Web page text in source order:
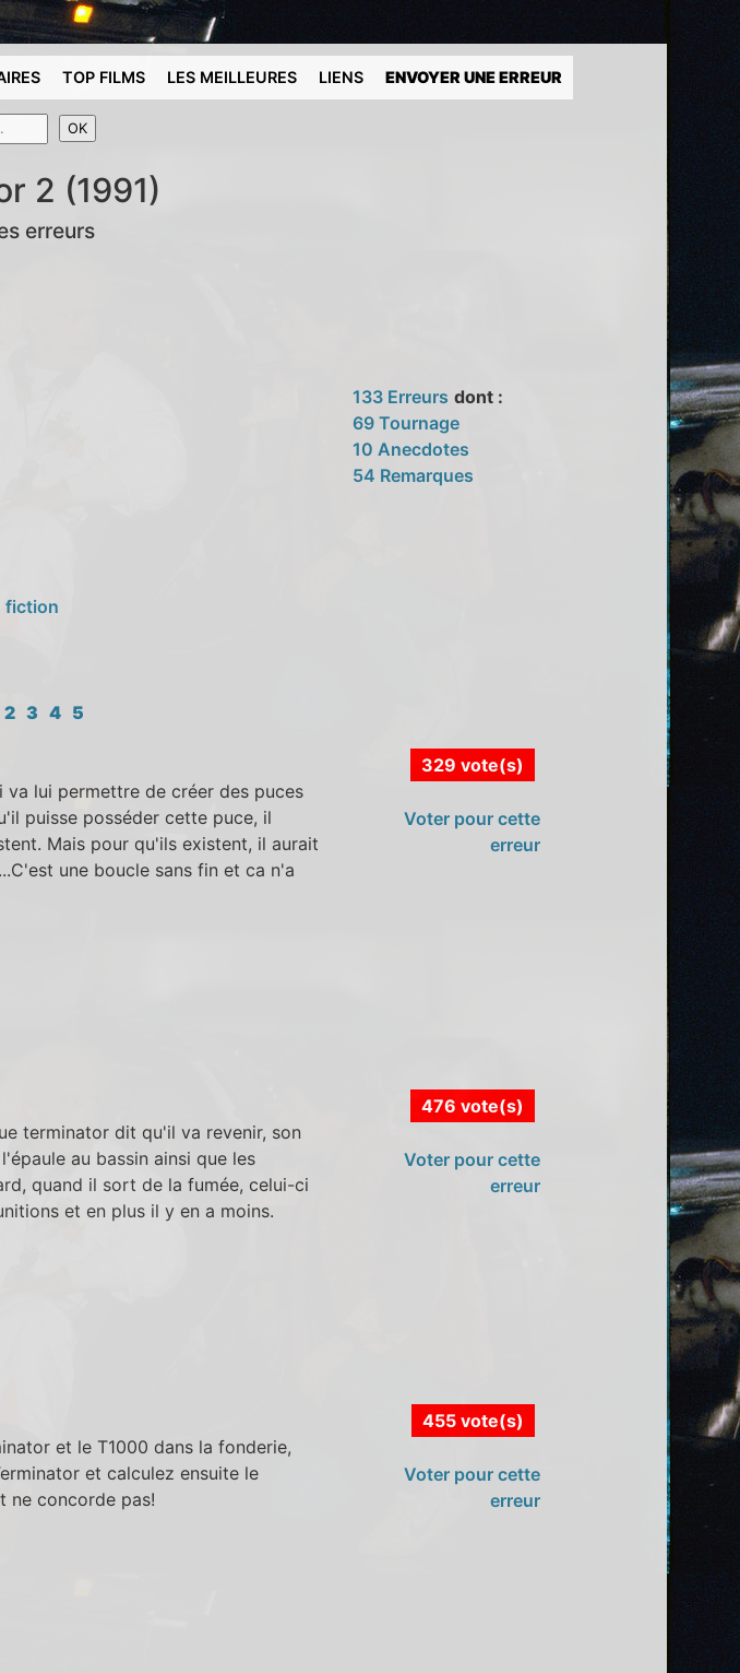
TOP FILMS LES MEILLEURES LIENS ENVOYER UNE ERREUR
2 (1991)
erreurs
fiction
133 Erreurs dont :
69 Tournage
10 Anecdotes
54 Remarques
2 3 4 5
va lui permettre de créer des puces
puisse posséder cette puce, il
Mais pour qu'ils existent, il aurait
une boucle sans fin et ca n'a
329 vote(s)
Voter pour cette
erreur
terminator dit qu'il va revenir, son
au bassin ainsi que les
quand il sort de la fumée, celui-ci
et en plus il y en a moins.
476 vote(s)
Voter pour cette
erreur
et le T1000 dans la fonderie,
et calculez ensuite le
ne concorde pas!
455 vote(s)
Voter pour cette
erreur